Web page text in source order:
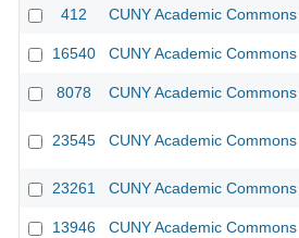
412 CUNY Academic Commons
16540 CUNY Academic Commons
8078 CUNY Academic Commons
23545 CUNY Academic Commons
23261 CUNY Academic Commons
13946 CUNY Academic Commons